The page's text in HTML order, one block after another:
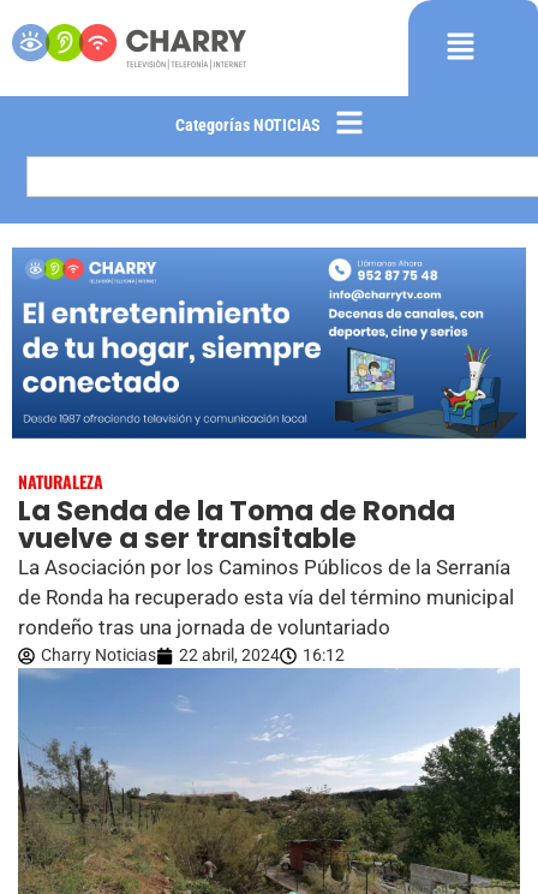
Categorías NOTICIAS
NATURALEZA
La Senda de la Toma de Ronda
vuelve a ser transitable
La Asociación por los Caminos Públicos de la Serranía
de Ronda ha recuperado esta vía del término municipal
rondeño tras una jornada de voluntariado
Charry Noticias 22 abril, 2024 16:12